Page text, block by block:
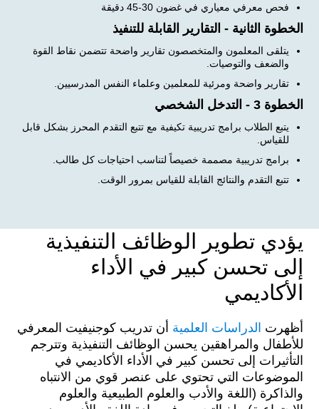
فحص معرفي معياري في غضون 30-45 دقيقة
الخطوة الثانية - التقارير القابلة للتنفيذ
يتلقى المعلمون والمتخصصون تقارير واضحة تتضمن نقاط القوة
والضعف والتوصيات.
تقارير واضحة ومرئية للمعلمين وعلماء النفس المدرسيين.
الخطوة 3 - التدخل الشخصي
يتبع الطلاب برامج تدريبية تكيفية مع تتبع التقدم المحرز بشكل قابل
للقياس.
برامج تدريبية مصممة خصيصاً لتناسب احتياجات كل طالب.
تتبع التقدم والنتائج القابلة للقياس بمرور الوقت.
يؤدي تطوير الوظائف التنفيذية
إلى تحسن كبير في الأداء
الأكاديمي
أظهرت الدراسات العلمية أن تدريب كوجنيفيت المعرفي
للأطفال والمراهقين يحسن الوظائف التنفيذية وتترجم
التأثيرات إلى تحسن كبير في الأداء الأكاديمي في
الموضوعات التي تحتوي على عنصر قوي من الانتباه
والذاكرة (اللغة والأدب والعلوم الطبيعية والعلوم